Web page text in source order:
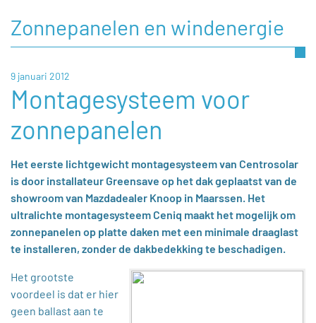
Zonnepanelen en windenergie
9 januari 2012
Montagesysteem voor
zonnepanelen
Het eerste lichtgewicht montagesysteem van Centrosolar
is door installateur Greensave op het dak geplaatst van de
showroom van Mazdadealer Knoop in Maarssen. Het
ultralichte montagesysteem Ceniq maakt het mogelijk om
zonnepanelen op platte daken met een minimale draaglast
te installeren, zonder de dakbedekking te beschadigen.
Het grootste
voordeel is dat er hier
geen ballast aan te